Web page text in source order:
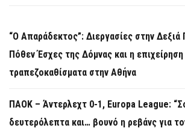
“Ο Απαράδεκτος”: Διεργασίες στην Δεξιά
Πόθεν Έσχες της Δόμνας και η
τραπεζοκαθίσματα στην Αθήνα
ΠΑΟΚ – Άντερλεχτ 0-1, Europa League:
δευτερόλεπτα και… βουνό η ρεβάνς για